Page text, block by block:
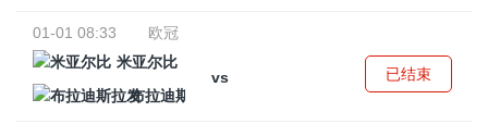
01-01 08:33
欧冠
米亚尔比
vs
布拉迪斯拉发
已结束